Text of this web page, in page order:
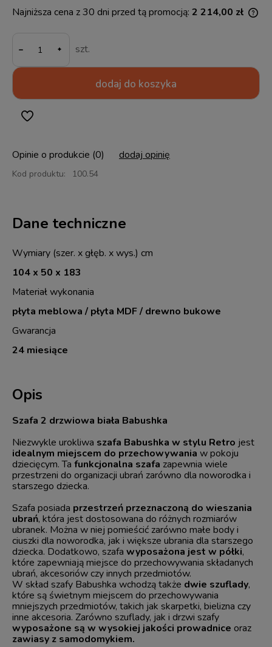
Najniższa cena z 30 dni przed tą promocją: 2 214,00 zł
- szt.
dodaj do koszyka
Kod produktu: 100.54
Opinie o produkcie (0) dodaj opinię
Opis
Szafa 2 drzwiowa biała Babushka
Niezwykle urokliwa szafa Babushka w stylu Retro jest
idealnym miejscem do przechowywania w pokoju
dziecięcym. Ta funkcjonalna szafa zapewnia wiele
przestrzeni do organizacji ubrań zarówno dla noworodka i
starszego dziecka.
Szafa posiada przestrzeń przeznaczoną do wieszania
ubrań, która jest dostosowana do różnych rozmiarów
ubranek. Można w niej pomieścić zarówno małe body i
ciuszki dla noworodka, jak i większe ubrania dla starszego
dziecka. Dodatkowo, szafa wyposażona jest w półki,
które zapewniają miejsce do przechowywania składanych
ubrań, akcesoriów czy innych przedmiotów.
W skład szafy Babushka wchodzą także dwie szuflady,
które są świetnym miejscem do przechowywania
mniejszych przedmiotów, takich jak skarpetki, bielizna czy
inne akcesoria. Zarówno szuflady, jak i drzwi szafy
wyposażone są w wysokiej jakości prowadnice oraz
zawiasy z samodomykiem.
Dane techniczne
Wymiary (szer. x głęb. x wys.) cm
104 x 50 x 183
Materiał wykonania
płyta meblowa / płyta MDF / drewno bukowe
Gwarancja
24 miesiące